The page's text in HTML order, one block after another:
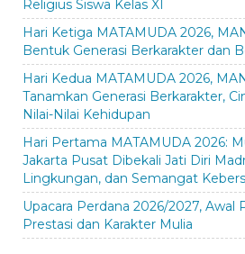
Religius Siswa Kelas XI
Hari Ketiga MATAMUDA 2026,
Bentuk Generasi Berkarakter dan
Hari Kedua MATAMUDA 2026,
Tanamkan Generasi Berkarakter,
Nilai-Nilai Kehidupan
Hari Pertama MATAMUDA 2026:
Jakarta Pusat Dibekali Jati Diri
Lingkungan, dan Semangat
Upacara Perdana 2026/2027, Awal
Prestasi dan Karakter Mulia